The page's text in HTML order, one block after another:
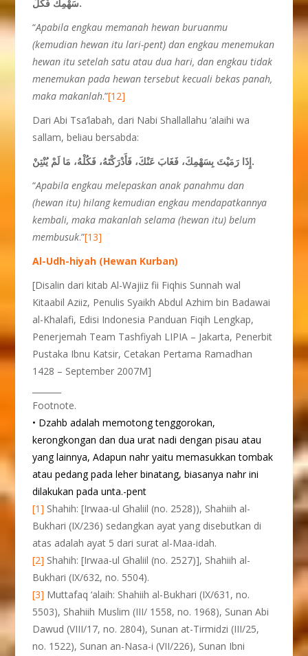
سَهْمِكَ فَكُلْ.
“Apabila engkau memanah hewan buruanmu
(kemudian hewan itu lari-pent) dan engkau menemukan
hewan itu setelah satu atau dua hari, dan engkau tidak
menemukan pada hewan tersebut kecuali bekas panah,
maka makanlah.”[12]
Dari Abi Tsa’labah, dari Nabi Shallallahu ‘alaihi wa
sallam, beliau bersabda:
إِذَا رَمَيْتَ بِسَهْمِكَ، فَغَابَ عَنْكَ، فَأَدْرَكْتَهُ، فَكُلْهُ، مَا لَمْ يُنْتِنْ.
“Apabila engkau melepaskan anak panahmu dan
(hewan itu) hilang kemudian engkau mendapatkannya
kembali, maka makanlah selama (hewan itu) belum
membusuk.”[13]
Al-Udh-hiyah (Hewan Kurban)
[Disalin dari kitab Al-Wajiiz fii Fiqhis Sunnah wal
Kitaabil Aziiz, Penulis Syaikh Abdul Azhim bin Badawai
al-Khalafi, Edisi Indonesia Panduan Fiqih Lengkap,
Penerjemah Team Tashfiyah LIPIA – Jakarta, Penerbit
Pustaka Ibnu Katsir, Cetakan Pertama Ramadhan
1428 – September 2007M]
Footnote.
• Dzahb adalah memotong tenggorokan,
kerongkongan dan dua urat nadi dengan pisau atau
yang lainnya, Adapun nahr yaitu memasukkan tombak
atau pedang pada leher binatang, biasanya nahr ini
dilakukan pada unta.-pent
[1] Shahih: [Irwaa-ul Ghaliil (no. 2528)), Shahiih al-
Bukhari (IX/236) sedangkan ayat yang disebutkan di
atas adalah ayat 5 dari surat al-Maa-idah.
[2] Shahih: [Irwaa-ul Ghaliil (no. 2527)], Shahiih al-
Bukhari (IX/632, no. 5504).
[3] Muttafaq ‘alaih: Shahiih al-Bukhari (IX/631, no.
5503), Shahiih Muslim (III/ 1558, no. 1968), Sunan Abi
Dawud (VIII/17, no. 2804), Sunan at-Tirmidzi (III/25,
no. 1522), Sunan an-Nasa-i (VII/226), Sunan Ibni